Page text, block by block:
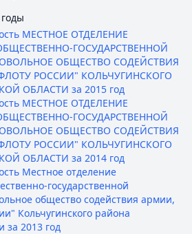
МЕСТНОЕ ОТДЕЛЕНИЕ
ГОСУДАРСТВЕННОЙ
ОБЩЕСТВО СОДЕЙСТВИЯ
РОССИИ" КОЛЬЧУГИНСКОГО
ОБЛАСТИ за 2015 год
МЕСТНОЕ ОТДЕЛЕНИЕ
ГОСУДАРСТВЕННОЙ
ОБЩЕСТВО СОДЕЙСТВИЯ
РОССИИ" КОЛЬЧУГИНСКОГО
ОБЛАСТИ за 2014 год
Местное отделение
государственной
общество содействия армии,
Кольчугинского района
за 2013 год